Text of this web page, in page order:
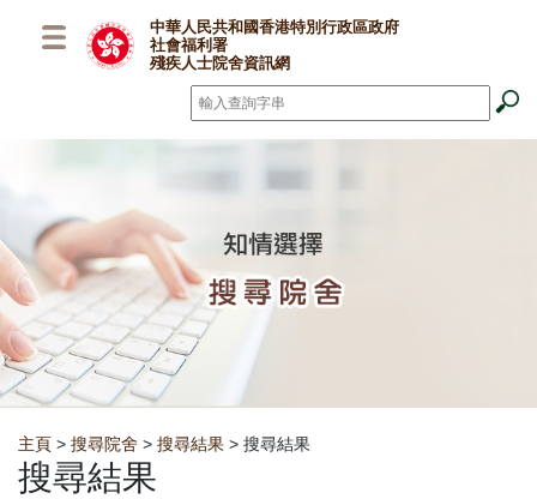
中華人民共和國香港特別行政區政府
社會福利署
殘疾人士院舍資訊網
搜尋*
Breadcrumb
主頁 > 搜尋院舍 > 搜尋結果 > 搜尋結果
搜尋結果